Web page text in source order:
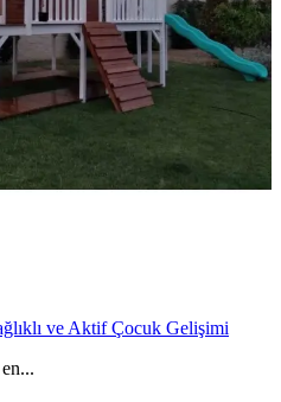
ve Aktif Çocuk Gelişimi
...